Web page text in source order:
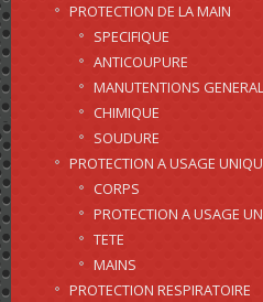
PROTECTION DE LA MAIN
SPECIFIQUE
ANTICOUPURE
MANUTENTIONS
CHIMIQUE
SOUDURE
PROTECTION A USAGE
CORPS
PROTECTION A USAGE
TETE
MAINS
PROTECTION RESPIRATOIRE